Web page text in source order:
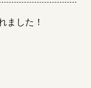
ました！